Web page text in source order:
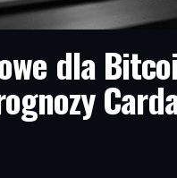
dla